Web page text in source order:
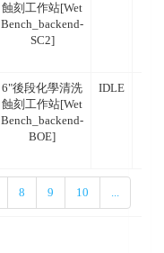
蝕刻工作站[Wet
Bench_backend-
SC2]
6"後段化學清洗
蝕刻工作站[Wet
Bench_backend-
BOE]
IDLE
8 9 10 ...